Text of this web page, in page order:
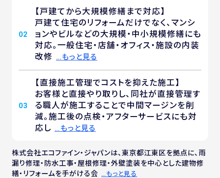
02
【戸建てから大規模修繕まで対応】
戸建て住宅のリフォームだけでなく、マンシ
ョンやビルなどの大規模・中小規模修繕にも
対応。一般住宅・店舗・オフィス・施設の内装
改修 …もっと見る
03
【直接施工管理でコストを抑えた施工】
お客様と直接やり取りし、同社が直接管理す
る職人が施工することで中間マージンを削
減。施工後の点検・アフターサービスにも対
応し …もっと見る
株式会社エコファイン・ジャパンは、東京都江東区を拠点に、雨
漏り修理・防水工事・屋根修理・外壁塗装を中心とした建物修
繕・リフォームを手がける会 …もっと見る